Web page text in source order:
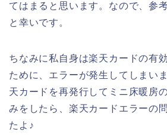
てはまると思います。なので、参
と幸いです。
ちなみに私自身は楽天カードの有
ために、エラーが発生してしまい
天カードを再発行してミニ床暖房
みをしたら、楽天カードエラーの
たよ♪